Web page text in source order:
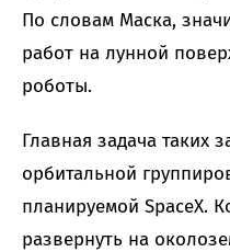
По словам Маска,
работ на лунной
роботы.
Главная задача таких
орбитальной
планируемой SpaceX.
развернуть на